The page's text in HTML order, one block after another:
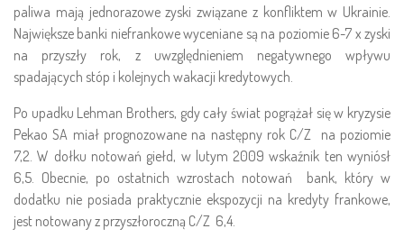
paliwa mają jednorazowe zyski związane z konfliktem w Ukrainie.
Największe banki niefrankowe wyceniane są na poziomie 6-7 x zyski
na przyszły rok, z uwzględnieniem negatywnego wpływu
spadających stóp i kolejnych wakacji kredytowych.
Po upadku Lehman Brothers, gdy cały świat pogrążał się w kryzysie
Pekao SA miał prognozowane na następny rok C/Z na poziomie
7,2. W dołku notowań giełd, w lutym 2009 wskaźnik ten wyniósł
6,5. Obecnie, po ostatnich wzrostach notowań bank, który w
dodatku nie posiada praktycznie ekspozycji na kredyty frankowe,
jest notowany z przyszłoroczną C/Z 6,4.